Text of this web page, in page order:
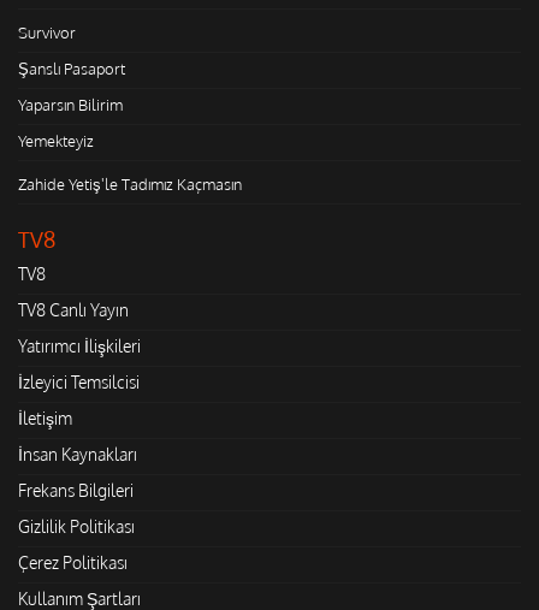
Survivor
Şanslı Pasaport
Yaparsın Bilirim
Yemekteyiz
Zahide Yetiş'le Tadımız Kaçmasın
TV8
TV8
TV8 Canlı Yayın
Yatırımcı İlişkileri
İzleyici Temsilcisi
İletişim
İnsan Kaynakları
Frekans Bilgileri
Gizlilik Politikası
Çerez Politikası
Kullanım Şartları